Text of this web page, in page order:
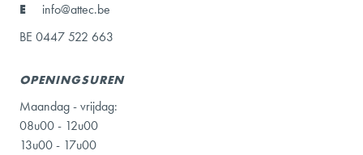
E
info@attec.be
BE 0447 522 663
OPENINGSUREN
Maandag - vrijdag:
08u00 - 12u00
13u00 - 17u00